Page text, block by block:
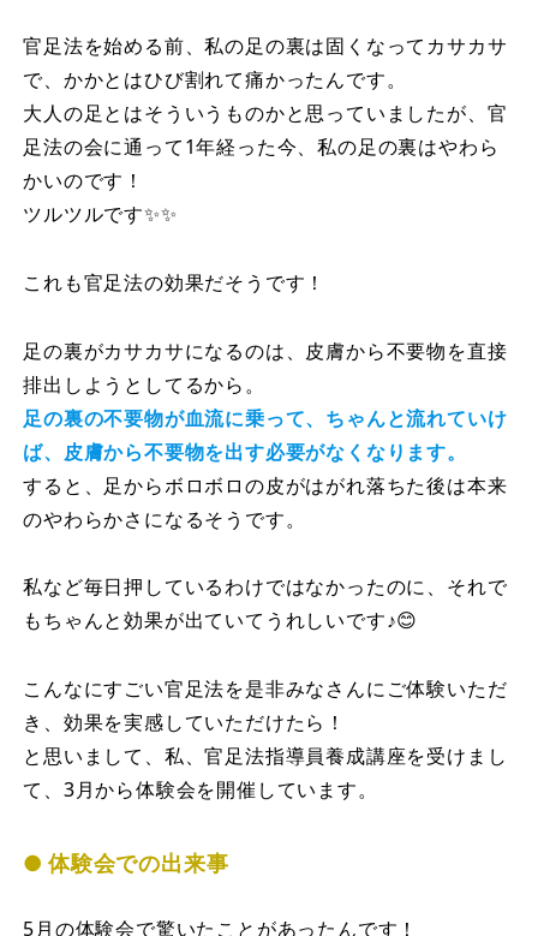
官足法を始める前、私の足の裏は固くなってカサカサ
で、かかとはひび割れて痛かったんです。
大人の足とはそういうものかと思っていましたが、官
足法の会に通って1年経った今、私の足の裏はやわら
かいのです！
ツルツルです✨✨
これも官足法の効果だそうです！
足の裏がカサカサになるのは、皮膚から不要物を直接
排出しようとしてるから。⁡
足の裏の不要物が血流に乗って、ちゃんと流れていけ
ば、皮膚から不要物を出す必要がなくなります。
すると、足からボロボロの皮がはがれ落ちた後は本来
のやわらかさになるそうです。
私など毎日押しているわけではなかったのに、それで
もちゃんと効果が出ていてうれしいです♪😊
こんなにすごい官足法を是非みなさんにご体験いただ
き、効果を実感していただけたら！
と思いまして、私、官足法指導員養成講座を受けまし
て、3月から体験会を開催しています。
体験会での出来事
5月の体験会で驚いたことがあったんです！